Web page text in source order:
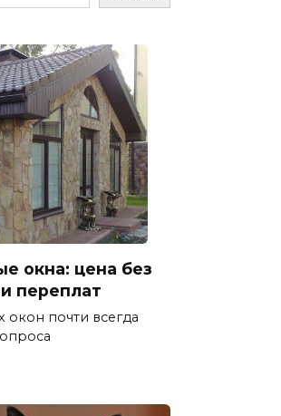
окна: цена без
переплат
окон почти всегда